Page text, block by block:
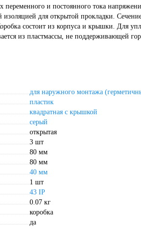
переменного и постоянного тока
для открытой прокладки.
состоит из корпуса и крышки. Для
из пластмассы, не поддерживающей
для наружного монтажа
пластик
квадратная с крышкой
серый
открытая
3 шт
80 мм
80 мм
40 мм
1 шт
43 IP
0.07 кг
коробка
да